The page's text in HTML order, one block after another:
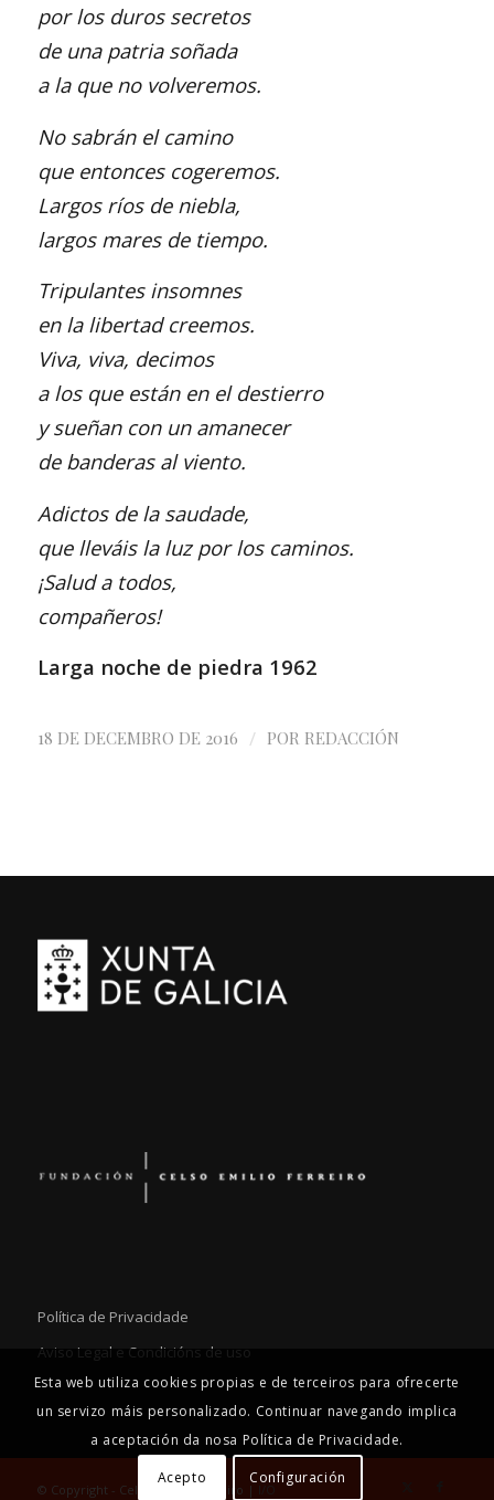
por los duros secretos
de una patria soñada
a la que no volveremos.
No sabrán el camino
que entonces cogeremos.
Largos ríos de niebla,
largos mares de tiempo.
Tripulantes insomnes
en la libertad creemos.
Viva, viva, decimos
a los que están en el destierro
y sueñan con un amanecer
de banderas al viento.
Adictos de la saudade,
que lleváis la luz por los caminos.
¡Salud a todos,
compañeros!
Larga noche de piedra 1962
18 DE DECEMBRO DE 2016 / POR REDACCIÓN
Política de Privacidade
Aviso Legal e Condicións de uso
© Copyright - Celso Emilio Ferreiro |
Esta web utiliza cookies propias e de terceiros para ofrecerte
un servizo máis personalizado. Continuar navegando implica
a aceptación da nosa Política de Privacidade.
Acepto Configuración